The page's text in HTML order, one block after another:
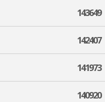
143649
142407
141973
140920